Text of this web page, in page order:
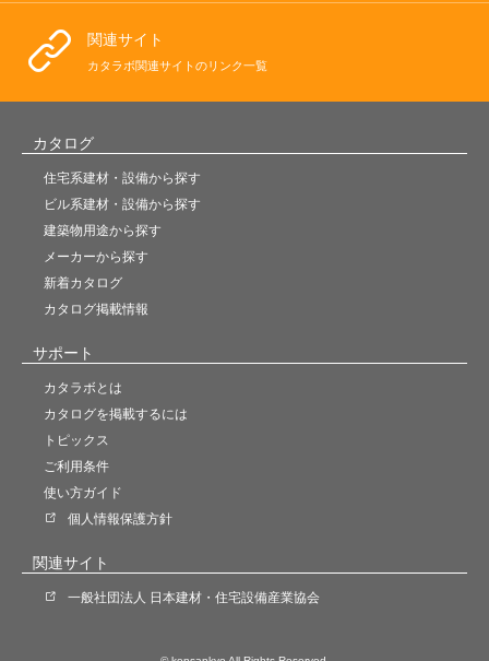
関連サイト
カタラボ関連サイトのリンク一覧
カタログ
住宅系建材・設備から探す
ビル系建材・設備から探す
建築物用途から探す
メーカーから探す
新着カタログ
カタログ掲載情報
サポート
カタラボとは
カタログを掲載するには
トピックス
ご利用条件
使い方ガイド
個人情報保護方針
関連サイト
一般社団法人 日本建材・住宅設備産業協会